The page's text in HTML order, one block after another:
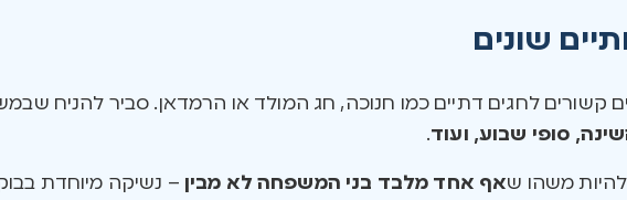
שונים
קשורים לחגים דתיים כמו חנוכה, חג המולד או הרמדאן. סביר להניח
סופי שבוע, ועוד.
משהו שאף אחד מלבד בני המשפחה לא מבין – נשיקה מיוחדת